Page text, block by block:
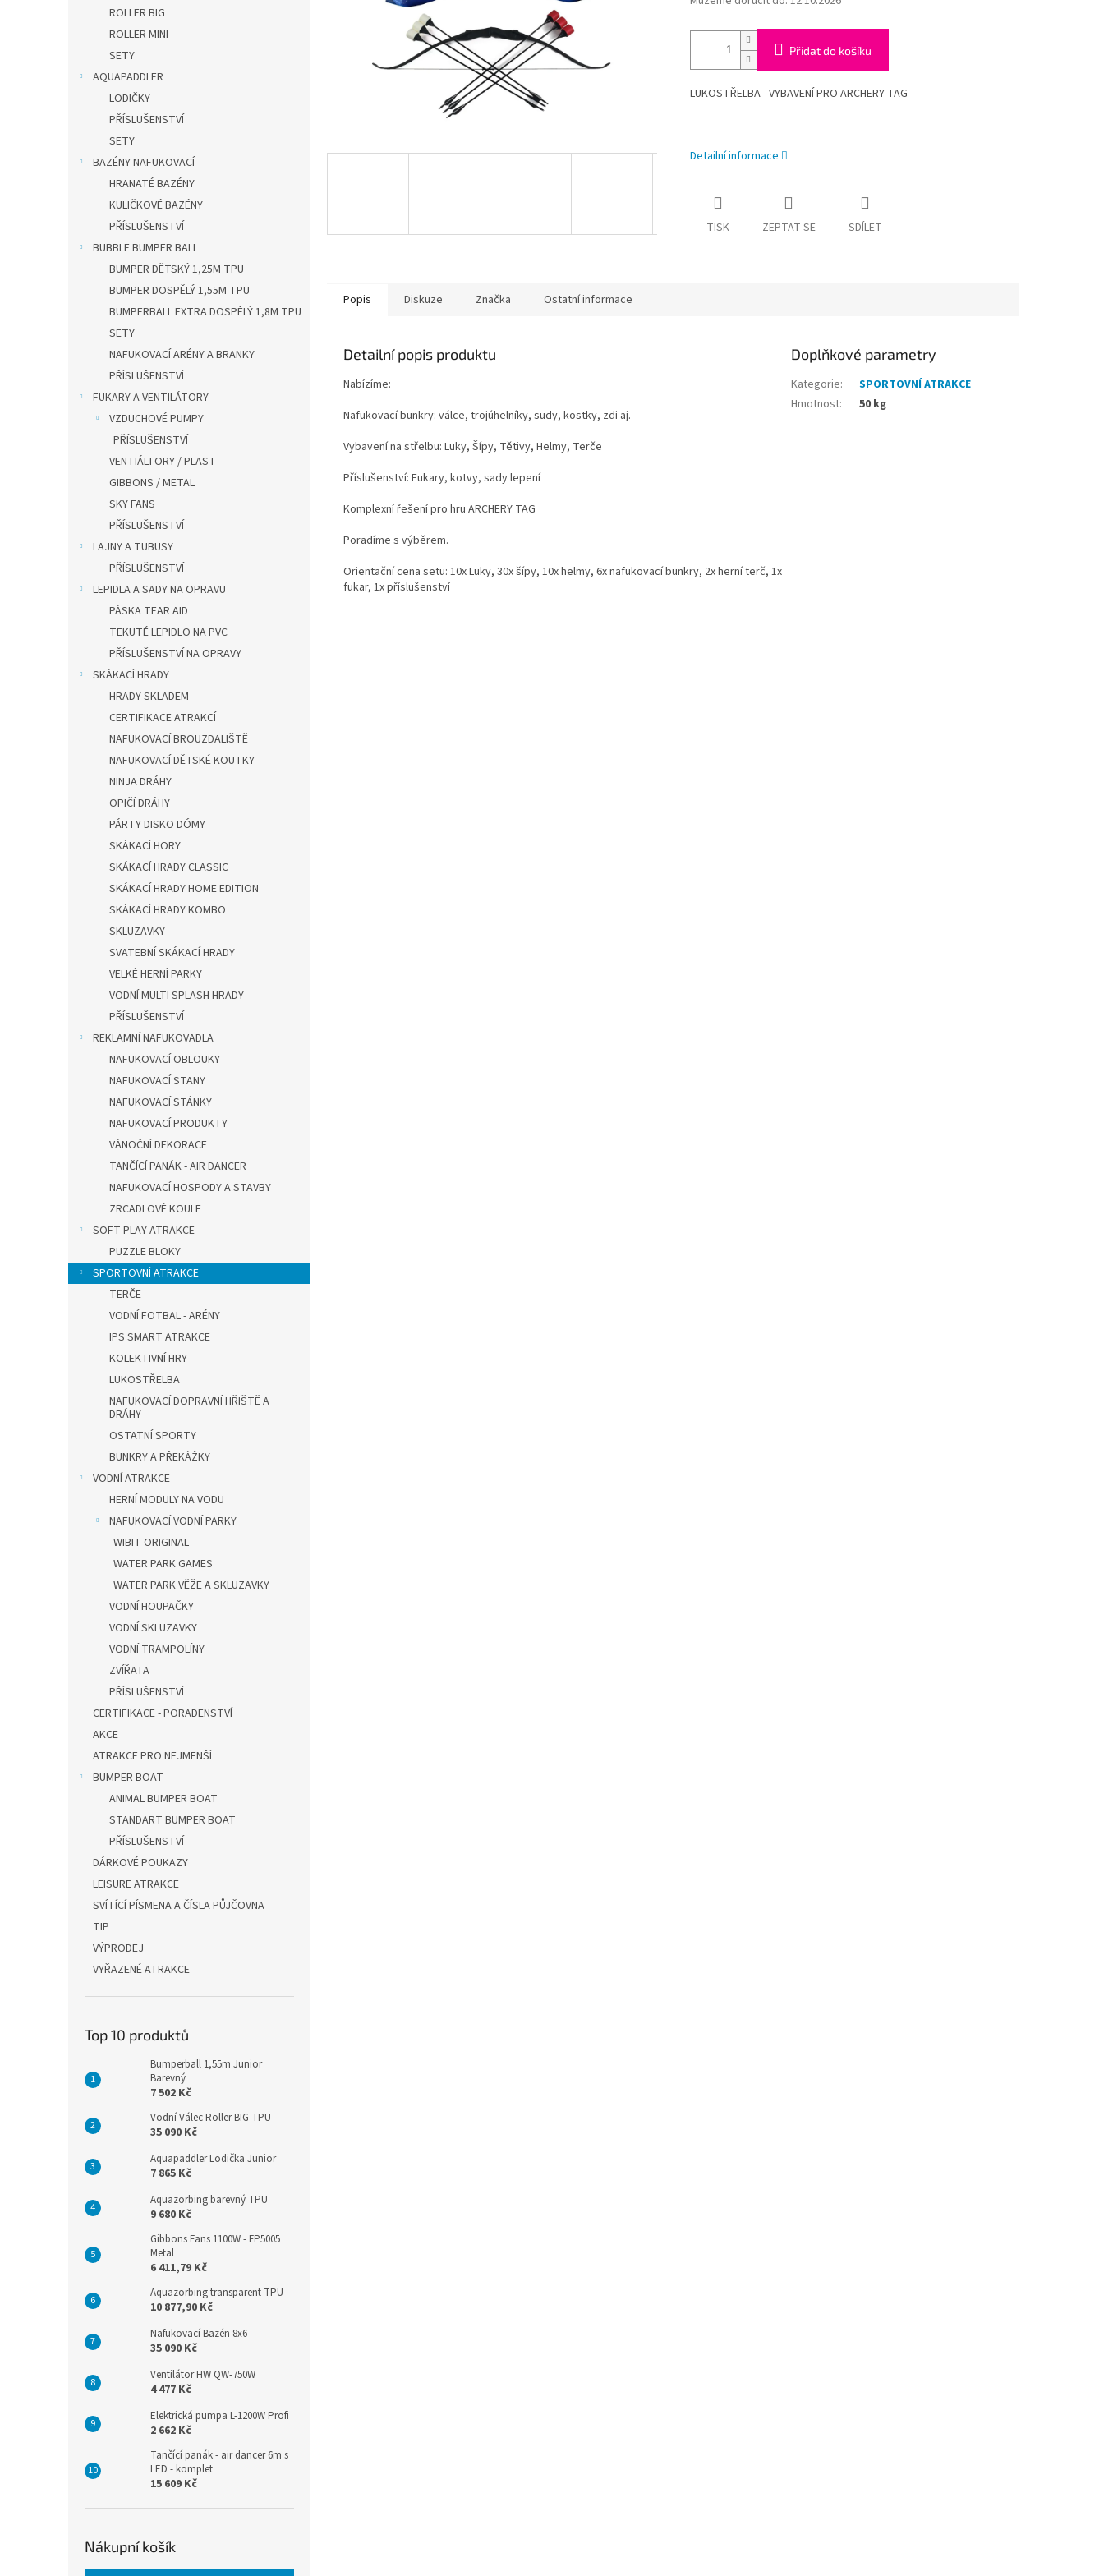
ROLLER BIG
ROLLER MINI
SETY
AQUAPADDLER
LODIČKY
PŘÍSLUŠENSTVÍ
SETY
BAZÉNY NAFUKOVACÍ
HRANATÉ BAZÉNY
KULIČKOVÉ BAZÉNY
PŘÍSLUŠENSTVÍ
BUBBLE BUMPER BALL
BUMPER DĚTSKÝ 1,25M TPU
BUMPER DOSPĚLÝ 1,55M TPU
BUMPERBALL EXTRA DOSPĚLÝ 1,8M TPU
SETY
NAFUKOVACÍ ARÉNY A BRANKY
PŘÍSLUŠENSTVÍ
FUKARY A VENTILÁTORY
VZDUCHOVÉ PUMPY
PŘÍSLUŠENSTVÍ
VENTIÁLTORY / PLAST
GIBBONS / METAL
SKY FANS
PŘÍSLUŠENSTVÍ
LAJNY A TUBUSY
PŘÍSLUŠENSTVÍ
LEPIDLA A SADY NA OPRAVU
PÁSKA TEAR AID
TEKUTÉ LEPIDLO NA PVC
PŘÍSLUŠENSTVÍ NA OPRAVY
SKÁKACÍ HRADY
HRADY SKLADEM
CERTIFIKACE ATRAKCÍ
NAFUKOVACÍ BROUZDALIŠTĚ
NAFUKOVACÍ DĚTSKÉ KOUTKY
NINJA DRÁHY
OPIČÍ DRÁHY
PÁRTY DISKO DÓMY
SKÁKACÍ HORY
SKÁKACÍ HRADY CLASSIC
SKÁKACÍ HRADY HOME EDITION
SKÁKACÍ HRADY KOMBO
SKLUZAVKY
SVATEBNÍ SKÁKACÍ HRADY
VELKÉ HERNÍ PARKY
VODNÍ MULTI SPLASH HRADY
PŘÍSLUŠENSTVÍ
REKLAMNÍ NAFUKOVADLA
NAFUKOVACÍ OBLOUKY
NAFUKOVACÍ STANY
NAFUKOVACÍ STÁNKY
NAFUKOVACÍ PRODUKTY
VÁNOČNÍ DEKORACE
TANČÍCÍ PANÁK - AIR DANCER
NAFUKOVACÍ HOSPODY A STAVBY
ZRCADLOVÉ KOULE
SOFT PLAY ATRAKCE
PUZZLE BLOKY
SPORTOVNÍ ATRAKCE
TERČE
VODNÍ FOTBAL - ARÉNY
IPS SMART ATRAKCE
KOLEKTIVNÍ HRY
LUKOSTŘELBA
NAFUKOVACÍ DOPRAVNÍ HŘIŠTĚ A
DRÁHY
OSTATNÍ SPORTY
BUNKRY A PŘEKÁŽKY
VODNÍ ATRAKCE
HERNÍ MODULY NA VODU
NAFUKOVACÍ VODNÍ PARKY
WIBIT ORIGINAL
WATER PARK GAMES
WATER PARK VĚŽE A SKLUZAVKY
VODNÍ HOUPAČKY
VODNÍ SKLUZAVKY
VODNÍ TRAMPOLÍNY
ZVÍŘATA
PŘÍSLUŠENSTVÍ
CERTIFIKACE - PORADENSTVÍ
AKCE
ATRAKCE PRO NEJMENŠÍ
BUMPER BOAT
ANIMAL BUMPER BOAT
STANDART BUMPER BOAT
PŘÍSLUŠENSTVÍ
DÁRKOVÉ POUKAZY
LEISURE ATRAKCE
SVÍTÍCÍ PÍSMENA A ČÍSLA PŮJČOVNA
TIP
VÝPRODEJ
VYŘAZENÉ ATRAKCE
Top 10 produktů
Bumperball 1,55m Junior
Barevný
7 502 Kč
Vodní Válec Roller BIG TPU
35 090 Kč
Aquapaddler Lodička Junior
7 865 Kč
Aquazorbing barevný TPU
9 680 Kč
Gibbons Fans 1100W - FP5005
Metal
6 411,79 Kč
Aquazorbing transparent TPU
10 877,90 Kč
Nafukovací Bazén 8x6
35 090 Kč
Ventilátor HW QW-750W
4 477 Kč
Elektrická pumpa L-1200W Profi
2 662 Kč
Tančící panák - air dancer 6m s
LED - komplet
15 609 Kč
Nákupní košík
Přidat do košíku
LUKOSTŘELBA - VYBAVENÍ PRO ARCHERY TAG
Detailní informace
TISK ZEPTAT SE SDÍLET
Popis Diskuze Značka Ostatní informace
Detailní popis produktu
Nabízíme:
Nafukovací bunkry: válce, trojúhelníky, sudy, kostky, zdi aj.
Vybavení na střelbu: Luky, Šípy, Tětivy, Helmy, Terče
Příslušenství: Fukary, kotvy, sady lepení
Komplexní řešení pro hru ARCHERY TAG
Poradíme s výběrem.
Orientační cena setu: 10x Luky, 30x šípy, 10x helmy, 6x nafukovací bunkry, 2x herní terč, 1x
fukar, 1x příslušenství
Doplňkové parametry
Kategorie:
SPORTOVNÍ ATRAKCE
Hmotnost: 50 kg